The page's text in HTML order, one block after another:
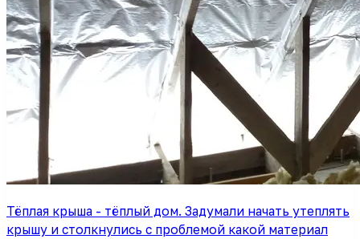
Тёплая крыша - тёплый дом. Задумали начать утеплять
крышу и столкнулись с проблемой какой материал